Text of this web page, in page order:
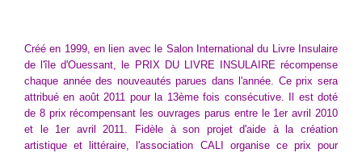
Créé en 1999, en lien avec le Salon International du Livre Insulaire
de l'île d'Ouessant, le PRIX DU LIVRE INSULAIRE récompense
chaque année des nouveautés parues dans l'année. Ce prix sera
attribué en août 2011 pour la 13ème fois consécutive. Il est doté
de 8 prix récompensant les ouvrages parus entre le 1er avril 2010
et le 1er avril 2011. Fidèle à son projet d'aide à la création
artistique et littéraire, l'association CALI organise ce prix pour